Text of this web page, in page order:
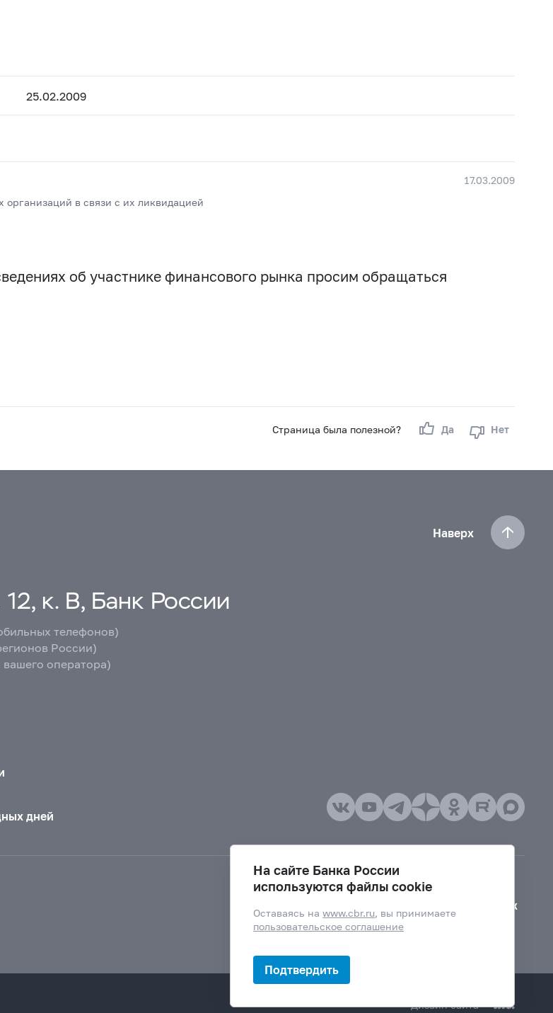
25.02.2009
17.03.2009
в связи с их ликвидацией
об участнике финансового рынка просим обращаться
Страница была полезной? Да Нет
Наверх
к. В, Банк России
телефонов)
России)
вашего оператора)
дней
Версия для слабовидящих
Дизайн сайта —
На сайте Банка России
используются файлы cookie
Оставаясь наwww.cbr.ru, вы принимаете
пользовательское соглашение
Подтвердить